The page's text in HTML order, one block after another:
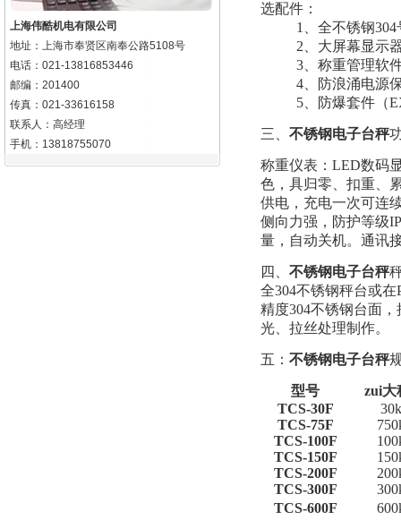
上海伟酷机电有限公司
地址：上海市奉贤区南奉公路5108号
电话：021-13816853446
邮编：201400
传真：021-33616158
联系人：高经理
手机：13818755070
选配件：
1
、全不锈钢
2 、大屏幕显示
3 、称重管理软
4 、防浪涌电源
5 、防爆套件（
三、 不锈钢电子台秤
称重仪表：LED数码
色，具归零、扣重、
供电，充电一次可连
侧向力强，防护等级
量，自动关机。通讯
四、 不锈钢电子台秤
全304不锈钢秤台或
精度304不锈钢台面
光、拉丝处理制作。
五： 不锈钢电子台秤
型号
zui大
TCS-30F
TCS-75F
TCS-100F
TCS-150F
TCS-200F
TCS-300F
TCS-600F